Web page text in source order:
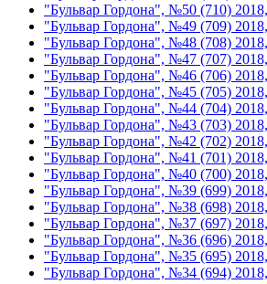
"Бульвар Гордона", №50 (710)
"Бульвар Гордона", №49 (709)
"Бульвар Гордона", №48 (708)
"Бульвар Гордона", №47 (707)
"Бульвар Гордона", №46 (706)
"Бульвар Гордона", №45 (705)
"Бульвар Гордона", №44 (704)
"Бульвар Гордона", №43 (703)
"Бульвар Гордона", №42 (702)
"Бульвар Гордона", №41 (701)
"Бульвар Гордона", №40 (700)
"Бульвар Гордона", №39 (699)
"Бульвар Гордона", №38 (698)
"Бульвар Гордона", №37 (697)
"Бульвар Гордона", №36 (696)
"Бульвар Гордона", №35 (695) 2018,
"Бульвар Гордона", №34 (694) 2018,